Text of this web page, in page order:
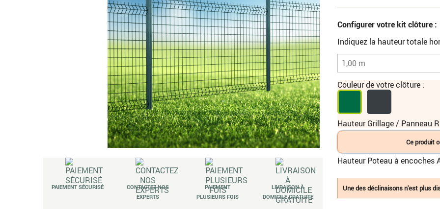
PAIEMENT SÉCURISÉ
CONTACTEZ NOS
EXPERTS
PAIEMENT
PLUSIEURS FOIS
LIVRAISON À
DOMICILE GRATUITE
Configurer votre kit clôture :
Indiquez la hauteur totale
Couleur de votre clôture :
Hauteur Grillage / Panneau
Ce produit
Hauteur Poteau à encoches
Une des déclinaisons n'est plus